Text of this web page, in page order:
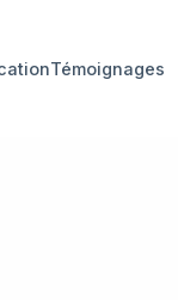
Témoignages